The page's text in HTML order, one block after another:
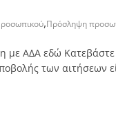
,Πρόσληψη
με ΑΔΑ εδώ
των αιτήσεων